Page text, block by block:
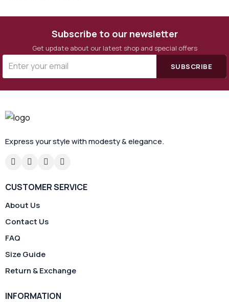
No Product
Subscribe to our newsletter
Get update about our latest shop and special offers
SUBSCRIBE
Express your style with modesty & elegance.
CUSTOMER SERVICE
About Us
Contact Us
FAQ
Size Guide
Return & Exchange
INFORMATION